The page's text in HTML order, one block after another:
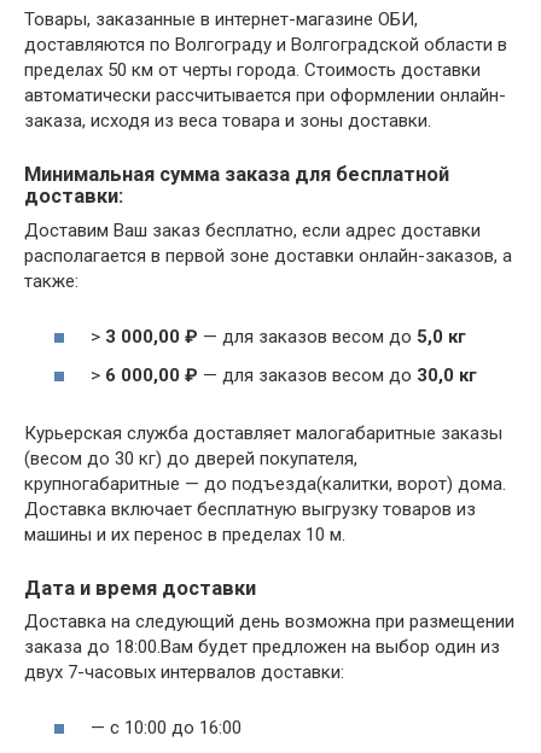
Товары, заказанные в интернет-магазине ОБИ,
доставляются по Волгограду и Волгоградской области в
пределах 50 км от черты города. Стоимость доставки
автоматически рассчитывается при оформлении онлайн-
заказа, исходя из веса товара и зоны доставки.
Минимальная сумма заказа для бесплатной
доставки:
Доставим Ваш заказ бесплатно, если адрес доставки
располагается в первой зоне доставки онлайн-заказов, а
также:
> 3 000,00 ₽ — для заказов весом до 5,0 кг
> 6 000,00 ₽ — для заказов весом до 30,0 кг
Курьерская служба доставляет малогабаритные заказы
(весом до 30 кг) до дверей покупателя,
крупногабаритные — до подъезда(калитки, ворот) дома.
Доставка включает бесплатную выгрузку товаров из
машины и их перенос в пределах 10 м.
Дата и время доставки
Доставка на следующий день возможна при размещении
заказа до 18:00.Вам будет предложен на выбор один из
двух 7-часовых интервалов доставки:
— с 10:00 до 16:00